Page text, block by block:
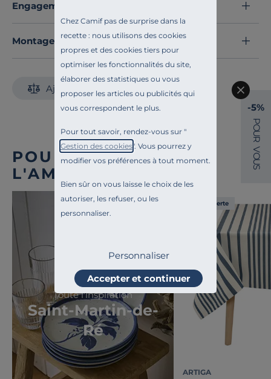
Chez Camif pas de surprise dans la
recette : nous utilisons des cookies
propres et des cookies tiers pour
optimiser les fonctionnalités du site,
élaborer des statistiques ou vous
proposer les articles ou publicités qui
vous correspondent le plus.
Pour tout savoir, rendez-vous sur "
Gestion des cookies". Vous pourrez y
modifier vos préférences à tout moment.
Bien sûr on vous laisse le choix de les
autoriser, les refuser, ou les
personnaliser.
Personnaliser
Accepter et continuer
que le tartineur offre une prise en main idéale pour un
nappage précis et généreux. C'est l'accessoire
indispensable pour transformer vos petits-déjeuners et
brunchs en véritables moments de convivialité "à la
française", alliant durabilité et raffinement.
Offrez à votre table l'élégance qu'elle mérite : adoptez
dès aujourd'hui ce coffret Tradition Jean Dubost pour
des réveils tout en douceur.
Engagements et traçabilité
Montage et conseils d'entretien
Ajouter au comparateur
POUR COMPLÉTER
L'AMBIANCE
Toute l'inspiration
Saint-Martin-de-
Ré
Liv. offerte
ARTIGA
-5%
P
O
U
R
V
O
U
S